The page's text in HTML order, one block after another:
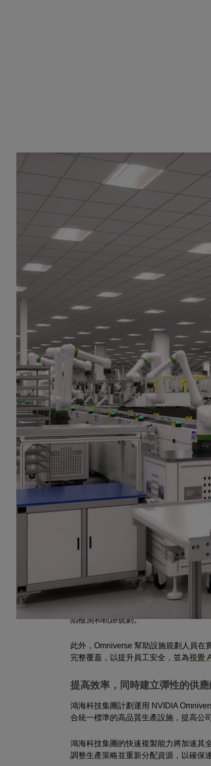
為了滿足目前已全面投產的 Blackwell
。此用於開發工業
的設施比以往更快地上線。
富士康使用 NVIDIA Omniverse 虛擬整
Omniverse 使工業開發人員能夠在實
來最大限度地提高效率。鴻海預計其墨
電量。
全球最大電子製造商運用
為滿足需求，鴻海科技集團正在利用
該公司運用過 Omniverse 建立 數位孿生
Revit 等業界領先應用程式內的設施和
員還可以找到最佳的攝影機位置，以利
在施工過程中，鴻海科技集團團隊將
準確布局和安裝位置。
Omniverse 上的虛擬整合提供了顯著優
節省數百萬美元的成本。
運用Omniverse數位孿生為製
在建構完成工廠數位孿生後，該孿生
手臂與自主移動機器人。鴻海科技集
機器人模型，然後再部署至實體機器人
利用 Omniverse，鴻海科技集團能夠在
陷檢測和軌跡規劃。
此外，Omniverse 幫助設施規劃人員在
完整覆蓋，以提升員工安全，並為視覺
提高效率，同時建立彈性的供應
鴻海科技集團計劃運用 NVIDIA
合統一標準的高品質生產設施，提高公
鴻海科技集團的快速複製能力將加速其
調整生產策略並重新分配資源，以確保